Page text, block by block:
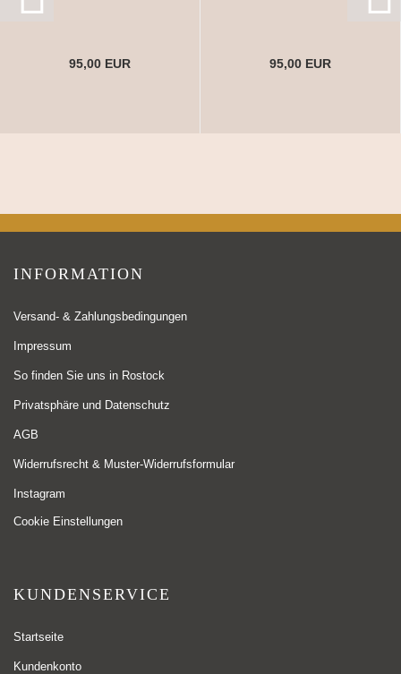
95,00 EUR 95,00 EUR
INFORMATION
Versand- & Zahlungsbedingungen
Impressum
So finden Sie uns in Rostock
Privatsphäre und Datenschutz
AGB
Widerrufsrecht & Muster-Widerrufsformular
Instagram
Cookie Einstellungen
KUNDENSERVICE
Startseite
Kundenkonto